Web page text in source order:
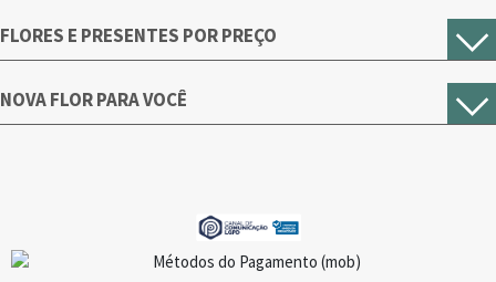
FLORES E PRESENTES POR PREÇO
NOVA FLOR PARA VOCÊ